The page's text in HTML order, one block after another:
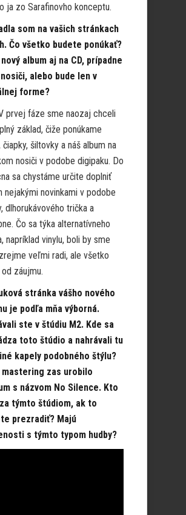
ja zo Sarafinovho konceptu.
som na vašich stránkach
Čo všetko budete ponúkať?
album aj na CD, prípadne
alebo bude len v
forme?
prvej fáze sme naozaj chceli
základ, čiže ponúkame
čiapky, šiltovky a náš album na
nosiči v podobe digipaku. Do
sa chystáme určite doplniť
nejakými novinkami v podobe
dlhorukávového trička a
Čo sa týka alternatívneho
napríklad vinylu, boli by sme
veľmi radi, ale všetko
záujmu.
stránka vášho nového
je podľa mňa výborná.
ste v štúdiu M2. Kde sa
toto štúdio a nahrávali tu
kapely podobného štýlu?
mastering zas urobilo
s názvom No Silence. Kto
týmto štúdiom, ak to
prezradiť? Majú
s týmto typom hudby?